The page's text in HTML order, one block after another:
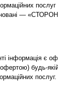
—
інформація є
будь-